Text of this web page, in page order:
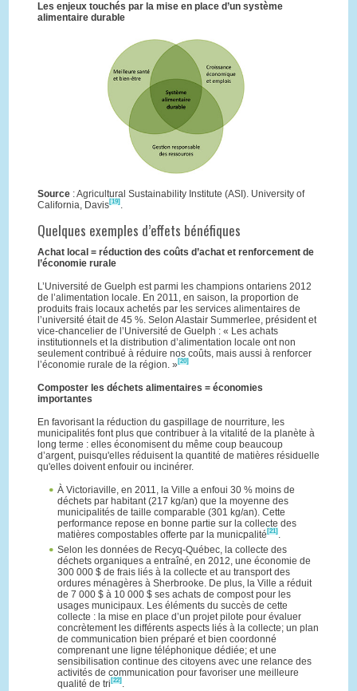
Les enjeux touchés par la mise en place d’un système
alimentaire durable
Source: Agricultural Sustainability Institute (ASI). University of
California, Davis[19] .
Quelques exemples d’effets bénéfiques
Achat local = réduction des coûts d’achat et renforcement de
l’économie rurale
L’Université de Guelph est parmi les champions ontariens 2012
de l’alimentation locale. En 2011, en saison, la proportion de
produits frais locaux achetés par les services alimentaires de
l’université était de 45 %. Selon Alastair Summerlee, président et
vice-chancelier de l’Université de Guelph : « Les achats
institutionnels et la distribution d’alimentation locale ont non
seulement contribué à réduire nos coûts, mais aussi à renforcer
l’économie rurale de la région. » [20]
Composter les déchets alimentaires = économies
importantes
En favorisant la réduction du gaspillage de nourriture, les
municipalités font plus que contribuer à la vitalité de la planète à
long terme : elles économisent du même coup beaucoup
d’argent, puisqu'elles réduisent la quantité de matières résiduelle
qu'elles doivent enfouir ou incinérer.
À Victoriaville, en 2011, la Ville a enfoui 30 % moins de
déchets par habitant (217 kg/an) que la moyenne des
municipalités de taille comparable (301 kg/an). Cette
performance repose en bonne partie sur la collecte des
matières compostables offerte par la municpalité [21] .
Selon les données de Recyq-Québec, la collecte des
déchets organiques a entraîné, en 2012, une économie de
300 000 $ de frais liés à la collecte et au transport des
ordures ménagères à Sherbrooke. De plus, la Ville a réduit
de 7 000 $ à 10 000 $ ses achats de compost pour les
usages municipaux. Les éléments du succès de cette
collecte : la mise en place d’un projet pilote pour évaluer
concrètement les différents aspects liés à la collecte; un plan
de communication bien préparé et bien coordonné
comprenant une ligne téléphonique dédiée; et une
sensibilisation continue des citoyens avec une relance des
activités de communication pour favoriser une meilleure
qualité de tri [22] .